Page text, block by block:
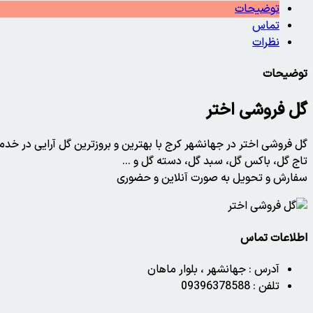
توضیحات
تماس
نظرات
توضیحات
گل فروشی اختر
گل فروشی اختر در جهانشهر کرج با بهترین و بروزترین گل آرایی
تاج گل، باکس گل، سبد گل، دسته گل و …
سفارش و تحویل به صورت آنلاین و حضوری
اطلاعات تماس
آدرس : جهانشهر ، بلوار ماهان
تلفن : 09396378588